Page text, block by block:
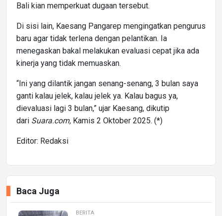
Bali kian memperkuat dugaan tersebut.
Di sisi lain, Kaesang Pangarep mengingatkan pengurus
baru agar tidak terlena dengan pelantikan. Ia
menegaskan bakal melakukan evaluasi cepat jika ada
kinerja yang tidak memuaskan.
“Ini yang dilantik jangan senang-senang, 3 bulan saya
ganti kalau jelek, kalau jelek ya. Kalau bagus ya,
dievaluasi lagi 3 bulan,” ujar Kaesang, dikutip
dari Suara.com, Kamis 2 Oktober 2025. (*)
Editor: Redaksi
Baca Juga
BERITA